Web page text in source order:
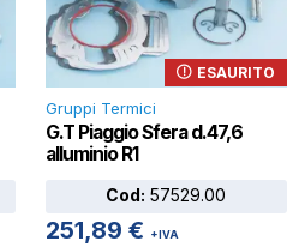
Gruppi Termici
G.T Piaggio Sfera d.47,6
alluminio R1
Cod: 57529.00
251,89 € +IVA
ESAURITO